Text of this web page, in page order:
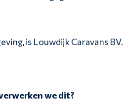
is Louwdijk Caravans BV.
we dit?